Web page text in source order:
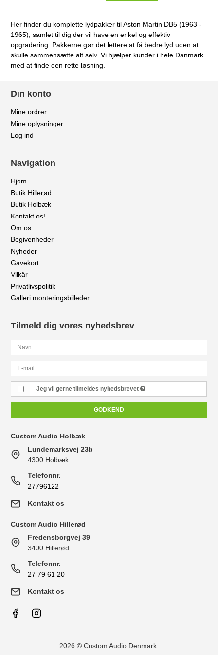
Her finder du komplette lydpakker til Aston Martin DB5 (1963 -
1965), samlet til dig der vil have en enkel og effektiv
opgradering. Pakkerne gør det lettere at få bedre lyd uden at
skulle sammensætte alt selv. Vi hjælper kunder i hele Danmark
med at finde den rette løsning.
Din konto
Mine ordrer
Mine oplysninger
Log ind
Navigation
Hjem
Butik Hillerød
Butik Holbæk
Kontakt os!
Om os
Begivenheder
Nyheder
Gavekort
Vilkår
Privatlivspolitik
Galleri monteringsbilleder
Tilmeld dig vores nyhedsbrev
Jeg vil gerne tilmeldes nyhedsbrevet
GODKEND
Custom Audio Holbæk
Lundemarksvej 23b
4300 Holbæk
Telefonnr.
27796122
Kontakt os
Custom Audio Hillerød
Fredensborgvej 39
3400 Hillerød
Telefonnr.
27 79 61 20
Kontakt os
2026 © Custom Audio Denmark.